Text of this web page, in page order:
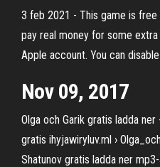
3 feb 2021 - This game is
pay real money for some
Apple account. You can
Nov 09, 2017
Olga och Garik gratis ladda
gratis ihyjawiryluv.ml ›
Shatunov gratis ladda ner